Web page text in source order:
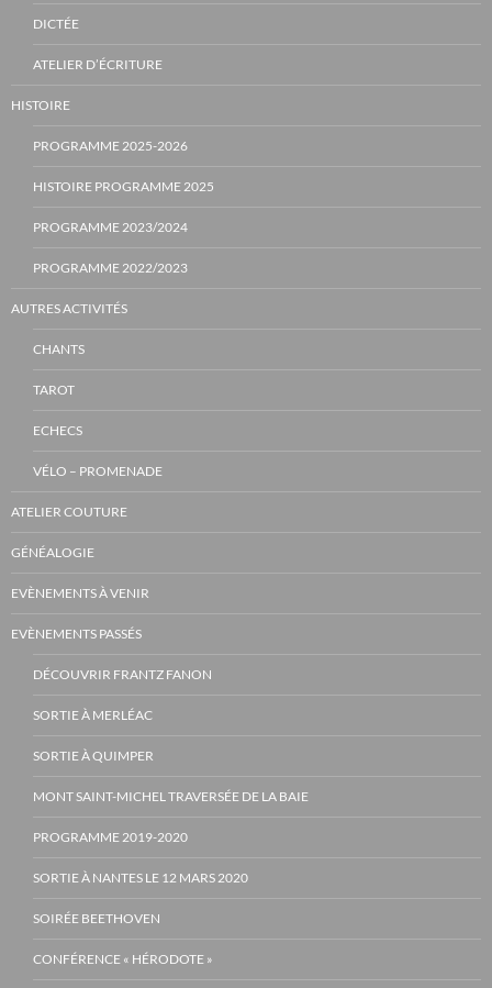
DICTÉE
ATELIER D’ÉCRITURE
HISTOIRE
PROGRAMME 2025-2026
HISTOIRE PROGRAMME 2025
PROGRAMME 2023/2024
PROGRAMME 2022/2023
AUTRES ACTIVITÉS
CHANTS
TAROT
ECHECS
VÉLO – PROMENADE
ATELIER COUTURE
GÉNÉALOGIE
EVÈNEMENTS À VENIR
EVÈNEMENTS PASSÉS
DÉCOUVRIR FRANTZ FANON
SORTIE À MERLÉAC
SORTIE À QUIMPER
MONT SAINT-MICHEL TRAVERSÉE DE LA BAIE
PROGRAMME 2019-2020
SORTIE À NANTES LE 12 MARS 2020
SOIRÉE BEETHOVEN
CONFÉRENCE « HÉRODOTE »